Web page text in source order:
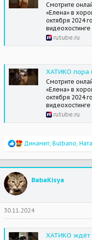
Смотрите
«Елена» в
октября 2024
видеохостинге
rutube.ru
ХАТИКО пора
Смотрите
«Елена» в
октября 2024
видеохостинге
rutube.ru
R
a
c
t
i
o
:
Динамит Bulbano
BabaKisya
30.11.2024
ХАТИКО ждёт